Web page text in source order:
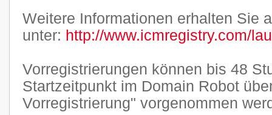
Weitere Informationen erhalten Sie
unter: http://www.icmregistry.com/
Vorregistrierungen können bis 48
Startzeitpunkt im Domain Robot
Vorregistrierung" vorgenommen